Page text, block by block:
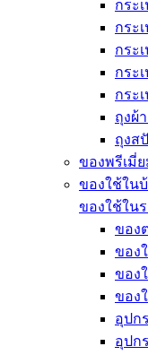
กระ
กระ
กระ
กระ
กระ
ถุงผ้
ถุงส
ของพรีเมี่
ของใช้ใน
ของใช้ใน
ของ
ของ
ของ
ของ
อุปก
อุปก